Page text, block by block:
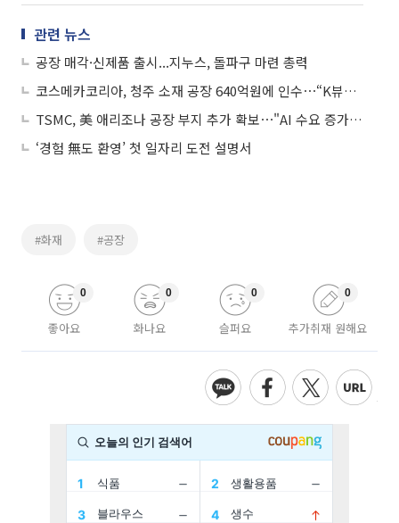
관련 뉴스
공장 매각·신제품 출시...지누스, 돌파구 마련 총력
코스메카코리아, 청주 소재 공장 640억원에 인수⋯“K뷰티 수요 대응”
TSMC, 美 애리조나 공장 부지 추가 확보⋯"AI 수요 증가 대비"
‘경험 無도 환영’ 첫 일자리 도전 설명서
#화재 #공장
좋아요
0
화나요
0
슬퍼요
0
추가취재 원해요
0